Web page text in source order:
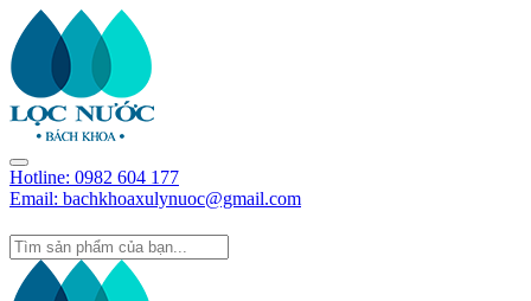
Hotline: 0982 604 177
Email: bachkhoaxulynuoc@gmail.com